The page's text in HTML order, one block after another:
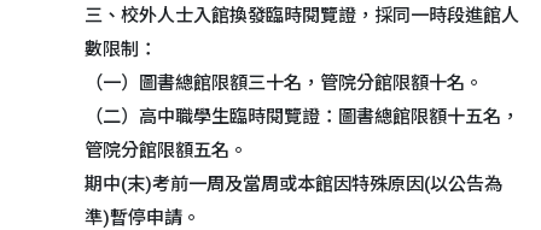
三、校外人士入館換發臨時閱覽證，採同一時段進館人
數限制：
（一）圖書總館限額三十名，管院分館限額十名。
（二）高中職學生臨時閱覽證：圖書總館限額十五名，
管院分館限額五名。
期中(末)考前一周及當周或本館因特殊原因(以公告為
準)暫停申請。